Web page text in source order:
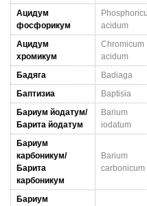
Ацидум
фосфорикум
acidum
Ацидум
хромикум
Chromicum
acidum
Бадяга Badiaga
Баптизиа
Baptisia
Бариум йодатум/
Барита йодатум
Barium
iodatum
Бариум
карбоникум/
Барита
карбоникум
Barium
carbonicum
Бариум